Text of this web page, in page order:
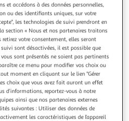
Illustration
précédente
Illustration
suivante
fleurs 50cm argent
: L. 50 x l. 3 x H. 50
à un
murs Poids : 0,7 kg Couleur :
et accédons à des données personnelles,
ou des identifiants uniques, sur votre
les technologies de suivi prendront en
section « Nous et nos partenaires traitons
votre consentement, elles seront
sont désactivées, il est possible que
sont présentés ne soient pas pertinents
ce menu pour modifier vos choix ou
moment en cliquant sur le lien "Gérer
choix que vous avez fait auront un effet
d’informations, reportez-vous à notre
ainsi que nos partenaires externes
suivantes : Utiliser des données de
les caractéristiques de l’appareil